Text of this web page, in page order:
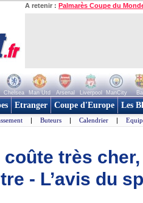
A retenir : Palmarès Coupe du
Chelsea Man Utd Arsenal Liverpool ManCity
Etranger Coupe d'Europe Les
| Buteurs | Calendrier |
très
- L’avis du